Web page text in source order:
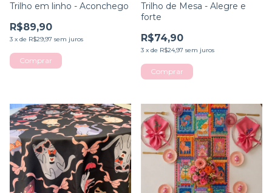
Trilho em linho - Aconchego
R$89,90
3 x de R$29,97 sem juros
Trilho de Mesa - Alegre e
forte
R$74,90
3 x de R$24,97 sem juros